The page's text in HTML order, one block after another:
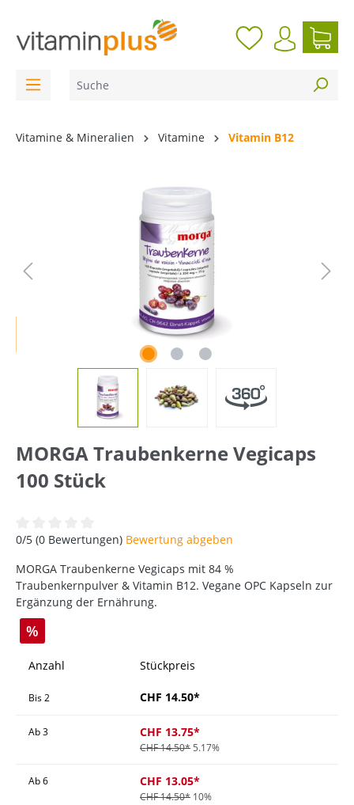
Vitamine & Mineralien Vitamine Vitamin B12
MORGA Traubenkerne Vegicaps
100 Stück
Durchschnittliche Bewertung von 0 von 5 Sternen
0/5 (0 Bewertungen) Bewertung abgeben
MORGA Traubenkerne Vegicaps mit 84 %
Traubenkernpulver & Vitamin B12. Vegane OPC Kapseln zur
Ergänzung der Ernährung.
%
Anzahl Stückpreis
Bis2 CHF 14.50*
Ab3 CHF 13.75*
CHF 14.50* 5.17%
Ab6 CHF 13.05*
CHF 14.50* 10%